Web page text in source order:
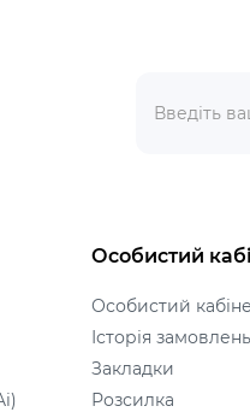
Особистий
Особистий
Історія замовлень
Закладки
Розсилка